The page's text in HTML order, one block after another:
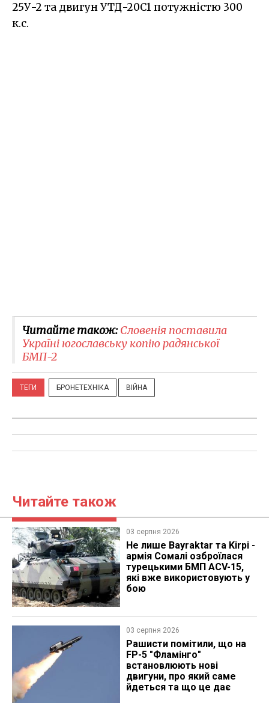
25У-2 та двигун УТД-20С1 потужністю 300
к.с.
Читайте також:Словенія поставила
Україні югославську копію радянської
БМП-2
ТЕГИ БРОНЕТЕХНІКА ВІЙНА
Читайте також
03 серпня 2026
Не лише Bayraktar та Kirpi -
армія Сомалі озброїлася
турецькими БМП ACV-15,
які вже використовують у
бою
03 серпня 2026
Рашисти помітили, що на
FP-5 "Фламінго"
встановлюють нові
двигуни, про який саме
йдеться та що це дає